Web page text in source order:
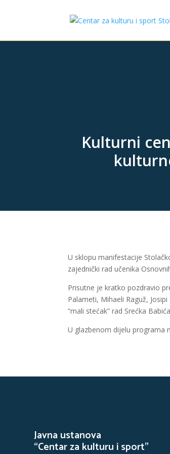
Kulturni
U sklopu manifestacije
zajednički rad učenika
Prisutne je kratko pozdravio
Palameti, Mihaeli Raguž,
“mali stećak” rad Srećka
U glazbenom dijelu programa
Javna ustanova
“Centar za kulturu i sport”